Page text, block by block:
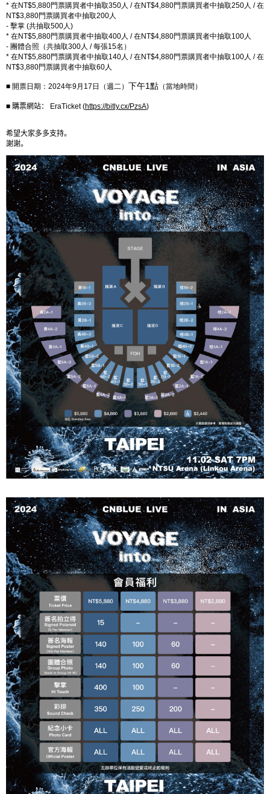
* 在NT$5,880門票購買者中抽取350人 /在NT$4,880門票購買者中抽取250人 /在
NT$3,880門票購買者中抽取200人
- 擊掌 (共抽取500人)
* 在NT$5,880門票購買者中抽取400人 /在NT$4,880門票購買者中抽取100人
- 團體合照（共抽取300人 /每張15名）
* 在NT$5,880門票購買者中抽取140人 /在NT$4,880門票購買者中抽取100人 /在
NT$3,880門票購買者中抽取60人
■ 開票日期： 2024年9月 17 日（週二） 下午1點 （當地時間）
■ 購票網站： EraTicket (https://bitly.cx/PzsA)
希望大家多多支持。
謝謝。